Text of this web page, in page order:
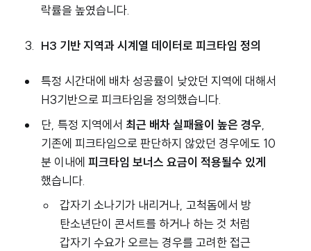
락률을 높였습니다.
H3 기반 지역과 시계열 데이터로 피크타임 정의
특정 시간대에 배차 성공률이 낮았던 지역에 대해서
H3기반으로 피크타임을 정의했습니다.
단, 특정 지역에서 최근 배차 실패율이 높은 경우
기존에 피크타임으로 판단하지 않았던 경우에도 10
분 이내에피크타임 보너스 요금이 적용될수 있게
했습니다.
갑자기 소나기가 내리거나, 고척돔에서 방
탄소년단이 콘서트를 하거나 하는 것 처럼
갑자기 수요가 오르는 경우를 고려한 접근